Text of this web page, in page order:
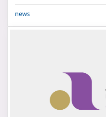
news